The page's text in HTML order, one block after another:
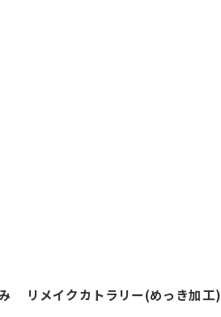
リメイクカトラリー(めっき加工)